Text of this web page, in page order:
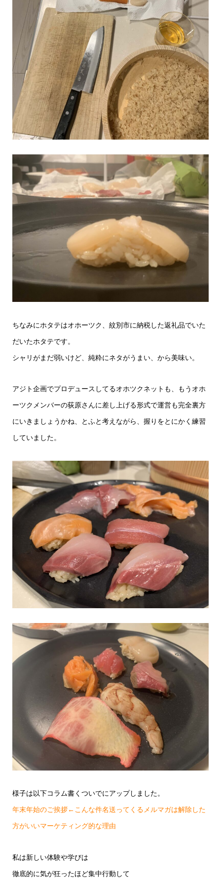
ちなみにホタテはオホーツク、紋別市に納税した返礼品でいた
だいたホタテです。
シャリがまだ弱いけど、純粋にネタがうまい、から美味い。
アジト企画でプロデュースしてるオホツクネットも、もうオホ
ーツクメンバーの荻原さんに差し上げる形式で運営も完全裏方
にいきましょうかね、とふと考えながら、握りをとにかく練習
していました。
様子は以下コラム書くついでにアップしました。
年末年始のご挨拶←こんな件名送ってくるメルマガは解除した
方がいいマーケティング的な理由
私は新しい体験や学びは
徹底的に気が狂ったほど集中行動して